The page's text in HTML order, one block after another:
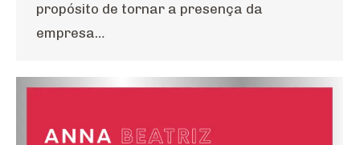
propósito de tornar a presença da
empresa…